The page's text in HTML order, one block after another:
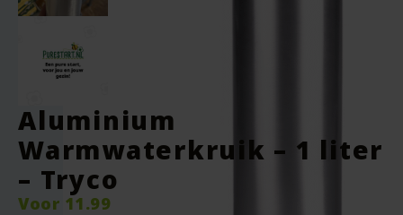
Aluminium
Warmwaterkruik – 1 liter
– Tryco
Voor 11.99